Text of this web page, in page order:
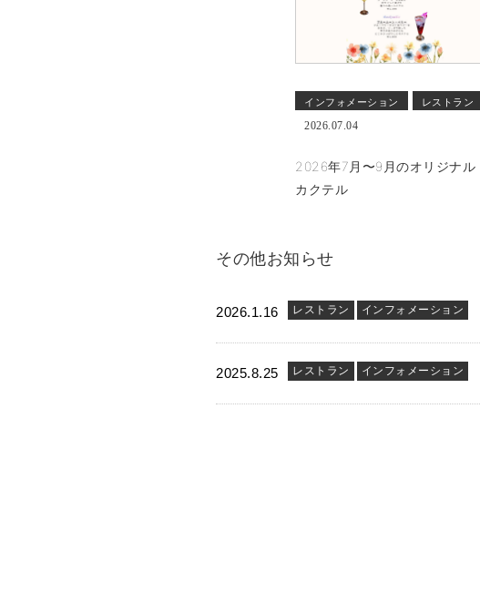
インフォメーション レストラン
2026.07.04
2026年7月〜9月のオリジナル
カクテル
その他お知らせ
2026.1.16 インフォメーション
レストラン
2025.8.25 インフォメーション
レストラン